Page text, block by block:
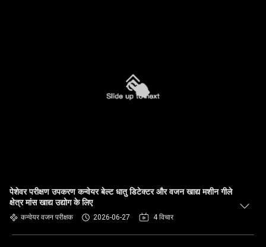
पेशेवर परीक्षण उपकरण कन्वेयर बेल्ट धातु डिटेक्टर और वजन खाद्य मशीन गीले
क्षेत्र मांस खाद्य उद्योग के लिए
कन्वेयर वजन परीक्षक 2026-06-27 4 विचार